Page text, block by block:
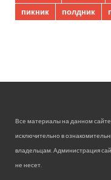
пикник
полдник
Все материалы на данном сайте
исключительно в
владельцам. Администрация
не несет.